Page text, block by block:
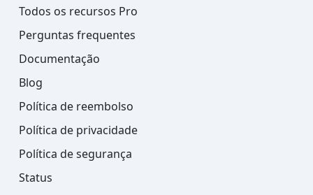
Todos os recursos Pro
Perguntas frequentes
Documentação
Blog
Política de reembolso
Política de privacidade
Política de segurança
Status